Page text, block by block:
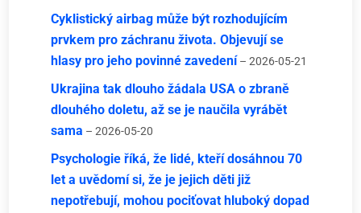
Cyklistický airbag může být rozhodujícím
prvkem pro záchranu života. Objevují se
hlasy pro jeho povinné zavedení – 2026-05-21
Ukrajina tak dlouho žádala USA o zbraně
dlouhého doletu, až se je naučila vyrábět
sama – 2026-05-20
Psychologie říká, že lidé, kteří dosáhnou 70
let a uvědomí si, že je jejich děti již
nepotřebují, mohou pociťovat hluboký dopad